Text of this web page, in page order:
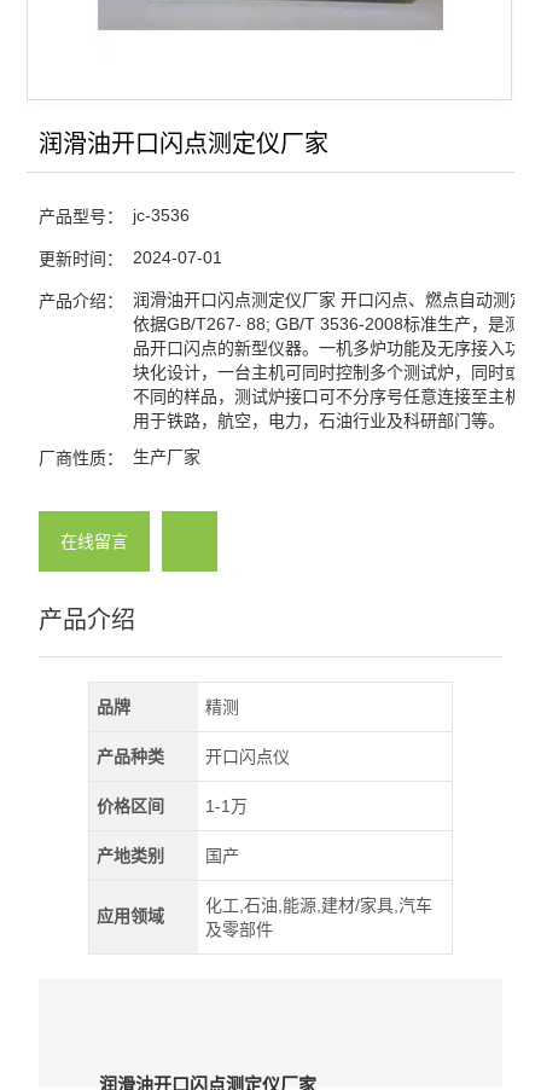
润滑油开口闪点测定仪厂家
产品型号： jc-3536
更新时间： 2024-07-01
产品介绍：
润滑油开口闪点测定仪厂家 开口闪点、燃点自动测定
依据GB/T267- 88; GB/T 3536-2008标准生产，是测
品开口闪点的新型仪器。一机多炉功能及无序接入功
块化设计，一台主机可同时控制多个测试炉，同时或
不同的样品，测试炉接口可不分序号任意连接至主机
用于铁路，航空，电力，石油行业及科研部门等。
厂商性质： 生产厂家
在线留言
产品介绍
品牌 精测
产品种类 开口闪点仪
价格区间 1-1万
产地类别 国产
应用领域
化工,石油,能源,建材/家具,汽车
及零部件
润滑油开口闪点测定仪厂家